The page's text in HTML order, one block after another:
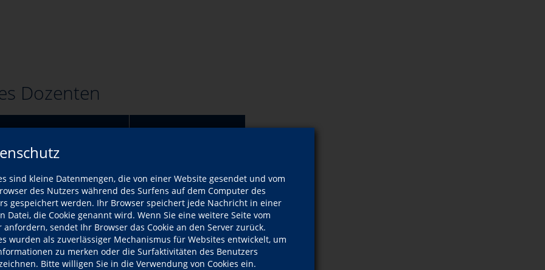
sind kleine Datenmengen, die von einer Website gesendet und vom
des Nutzers während des Surfens auf dem Computer des
gespeichert werden. Ihr Browser speichert jede Nachricht in einer
Datei, die Cookie genannt wird. Wenn Sie eine weitere Seite vom
anfordern, sendet Ihr Browser das Cookie an den Server zurück.
wurden als zuverlässiger Mechanismus für Websites entwickelt, um
zu merken oder die Surfaktivitäten des Benutzers
Bitte willigen Sie in die Verwendung von Cookies ein.
Dozenten
Wann?
Mo., 31.08.2026